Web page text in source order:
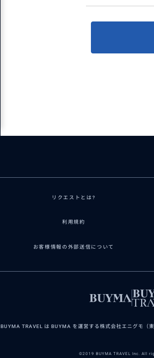
リクエストとは?
利用規約
お客様情報の外部送信について
BUYMA TRAVEL は BUYMA を運営する株式会社エニグモ（
©2019 BUYMA TRAVEL Inc. All